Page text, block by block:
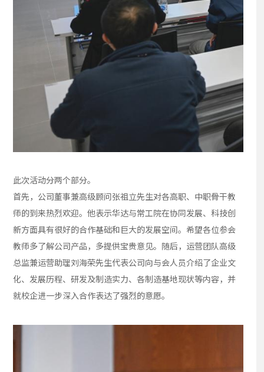
此次活动分两个部分。
首先，公司董事兼高级顾问张祖立先生对各高职、中职骨干教
师的到来热烈欢迎。他表示华达与常工院在协同发展、科技创
新方面具有很好的合作基础和巨大的发展空间。希望各位参会
教师多了解公司产品，多提供宝贵意见。随后，运营团队高级
总监兼运营助理刘海荣先生代表公司向与会人员介绍了企业文
化、发展历程、研发及制造实力、各制造基地现状等内容，并
就校企进一步深入合作表达了强烈的意愿。